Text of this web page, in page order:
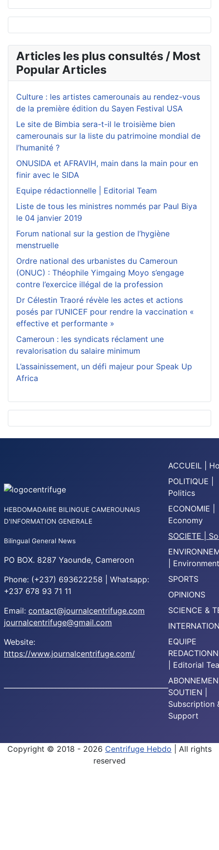
Articles les plus consultés / Most
Popular Articles
Culture : les artistes camerounais au rendez-vous
de la première édition du Sayen Festival USA
Le site de Bimbia sera-t-il le troisième bien
camerounais sur la liste du patrimoine mondial de
l’humanité ?
ONUSIDA et AFRAVIH, main dans la main pour en
finir avec le SIDA
Equipe rédactionnelle | Editorial Team
Liste de tous les ministres nommés par Paul Biya
le 04 janvier 2019
Forum national sur la gestion de l’hygiène
menstruelle
Ordre national des urbanistes du Cameroun
(ONUC) : Théophile Yimgaing Moyo s’engage
contre l’exercice illégal de la profession
Dr Célestin Traoré révèle les actes et actions
posés par l’UNICEF pour rendre la vaccination «
effective et performante »
Cameroun : les syndicats réclament une
revalorisation du salaire minimum
L’assainissement, un défi majeur pour Speak Up
Africa
HEBDOMADAIRE BILINGUE CAMEROUNAIS
D'INFORMATION GENERALE
Bilingual General News
PO BOX. 8287 Yaounde, Cameroon
Phone: (+237) 693622258 | Whatsapp:
+237 678 93 71 11
Email: contact@journalcentrifuge.com
journalcentrifuge@gmail.com
Website:
https://www.journalcentrifuge.com/
ACCUEIL |
POLITIQUE |
Politics
ECONOMIE |
Economy
SOCIETE |
| Environment
SPORTS
OPINIONS
SCIENCE &
EQUIPE
| Editorial
SOUTIEN |
Subscription
Support
Copyright © 2018 - 2026 Centrifuge Hebdo | All rights
reserved